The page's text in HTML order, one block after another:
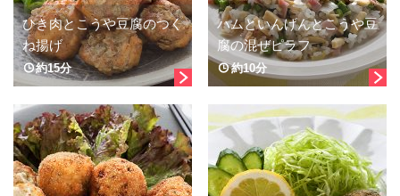
ひき肉とこうや豆腐のつく
ね揚げ
約15分
ハムといんげんとこうや豆
腐の混ぜピラフ
約10分